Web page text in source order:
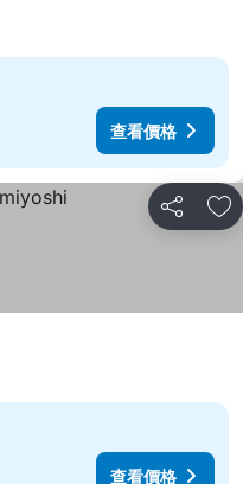
查看價格
分享 放
查看價格